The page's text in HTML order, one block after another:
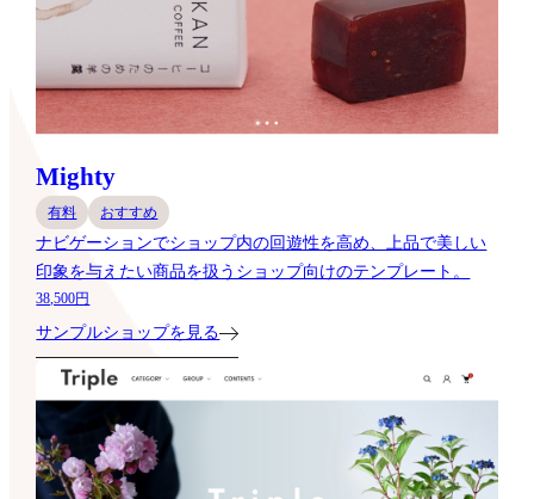
Mighty
有料 おすすめ
ナビゲーションでショップ内の回遊性を高め、上品で美しい
印象を与えたい商品を扱うショップ向けのテンプレート。
38,500円
サンプルショップを見る